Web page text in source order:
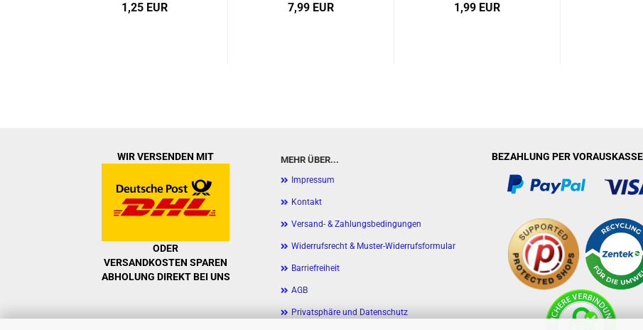
1,25 EUR 7,99 EUR 1,99 EUR
MEHR ÜBER...
Impressum
Kontakt
Versand- & Zahlungsbedingungen
Widerrufsrecht & Muster-Widerrufsformular
Barriefreiheit
AGB
Privatsphäre und Datenschutz
BEZAHLUNG PER
WIR VERSENDEN MIT
ODER
VERSANDKOSTEN SPAREN
ABHOLUNG DIREKT BEI UNS